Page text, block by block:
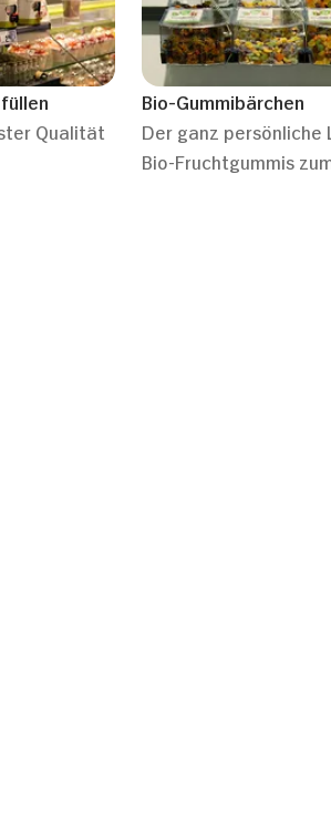
Qualität
Bio-Gummibärchen
Der ganz persönliche
Bio-Fruchtgummis